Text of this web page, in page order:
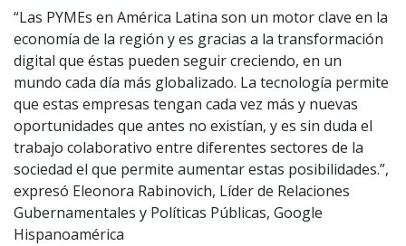
“Las PYMEs en América Latina son un motor clave en la
economía de la región y es gracias a la transformación
digital que éstas pueden seguir creciendo, en un
mundo cada día más globalizado. La tecnología permite
que estas empresas tengan cada vez más y nuevas
oportunidades que antes no existían, y es sin duda el
trabajo colaborativo entre diferentes sectores de la
sociedad el que permite aumentar estas posibilidades.”,
expresó Eleonora Rabinovich, Líder de Relaciones
Gubernamentales y Políticas Públicas, Google
Hispanoamérica